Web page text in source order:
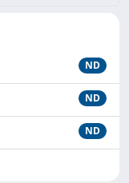
ND
ND
ND